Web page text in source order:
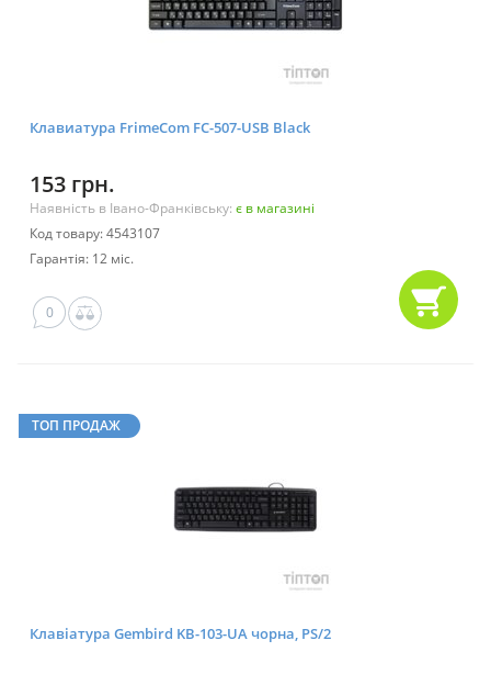
Клавиатура FrimeCom FC-507-USB Black
153 грн.
Наявність в Івано-Франківську: є в магазині
Код товару: 4543107
Гарантія: 12 міс.
0
ТОП ПРОДАЖ
Клавіатура Gembird KB-103-UA чорна, PS/2